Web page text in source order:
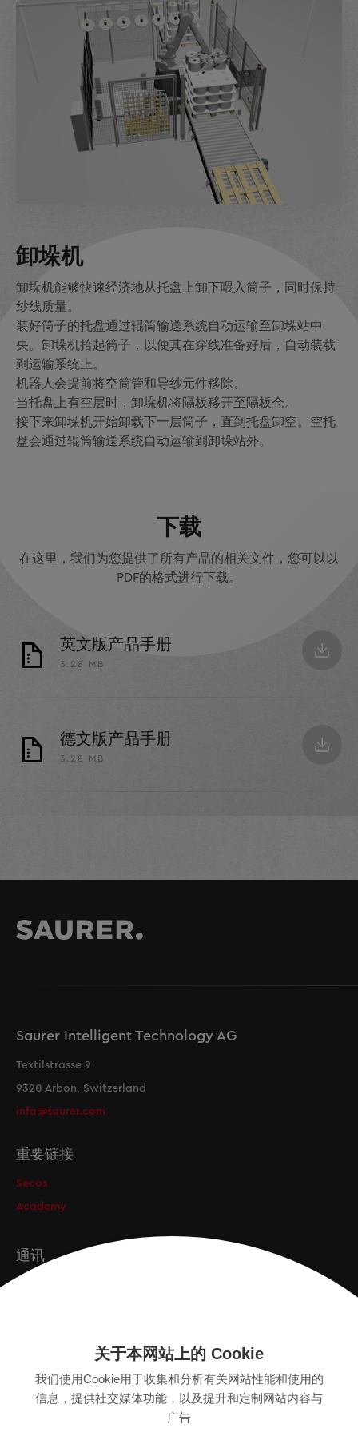
卸垛机
卸垛机能够快速经济地从托盘上卸下喂入筒子，同时保持
纱线质量。
装好筒子的托盘通过辊筒输送系统自动运输至卸垛站中
央。卸垛机拾起筒子，以便其在穿线准备好后，自动装载
到运输系统上。
机器人会提前将空筒管和导纱元件移除。
当托盘上有空层时，卸垛机将隔板移开至隔板仓。
接下来卸垛机开始卸载下一层筒子，直到托盘卸空。空托
盘会通过辊筒输送系统自动运输到卸垛站外。
下载
在这里，我们为您提供了所有产品的相关文件，您可以以
PDF的格式进行下载。
英文版产品手册
3.28 MB
德文版产品手册
3.28 MB
Saurer Intelligent Technology AG
Textilstrasse 9
9320 Arbon, Switzerland
info@saurer.com
重要链接
Secos
Academy
通讯
SITEMAP
关于本网站上的 Cookie
我们使用Cookie用于收集和分析有关网站性能和使用的
信息，提供社交媒体功能，以及提升和定制网站内容与
广告